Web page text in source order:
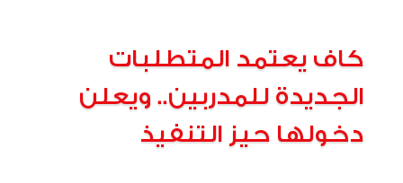
كاف يعتمد المتطلبات
الجديدة للمدربين.. ويعلن
دخولها حيز التنفيذ